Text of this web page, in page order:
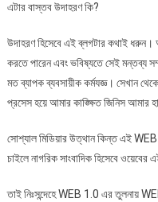
এটার বাস্তব উদাহরণ কি?
উদাহরণ হিসেবে এই ব্লগটার কথাই
করতে পারেন এবং ভবিষ্যতে সেই মন্তব্য
মত ব্যাপক ব্যবসায়ীক কর্মযজ্ঞ। সেখান
প্রসেস হয়ে আমার কাঙ্ক্ষিত জিনিস আমার
সোশ্যাল মিডিয়ার উত্থান কিন্ত এই
চাইলে নাগরিক সাংবাদিক হিসেবে ওয়েবের
তাই নিঃসন্দেহে WEB 1.0 এর তুলনায়